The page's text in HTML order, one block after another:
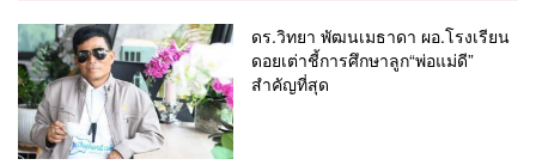
ดร.วิทยา พัฒนเมธาดา ผอ.โรงเรียน
ดอยเต่าชี้การศึกษาลูก“พ่อแม่ดี”
สำคัญที่สุด